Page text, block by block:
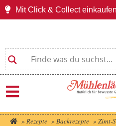
Mit Click & Collect einkaufen
» Rezepte » Backrezepte » Zimt-